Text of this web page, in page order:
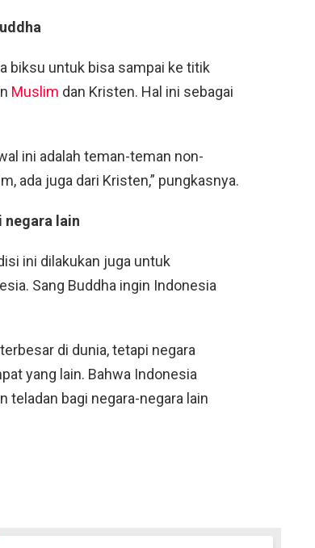
biksu untuk bisa sampai ke titik
Muslim dan Kristen. Hal ini sebagai
ini adalah teman-teman non-
ada juga dari Kristen,” pungkasnya.
negara lain
ini dilakukan juga untuk
Sang Buddha ingin Indonesia
di dunia, tetapi negara
yang lain. Bahwa Indonesia
teladan bagi negara-negara lain